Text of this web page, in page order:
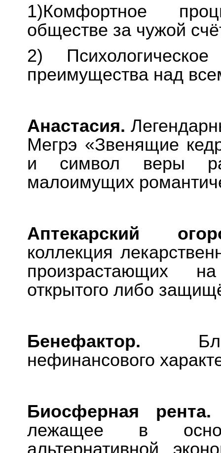
1)Комфортное
обществе за чужой
2)
преимущества над
Анастасия.
Мегрэ «Звенящие
и символ веры
малоимущих
Аптекарский
коллекция
произрастающих
открытого либо
Бенефактор.
нефинансового
Биосферная рента.
лежащее в
альтернативной